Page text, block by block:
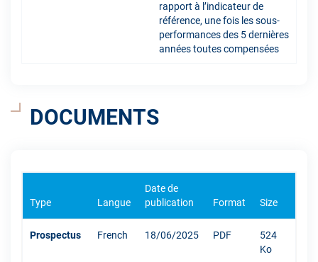
rapport à l’indicateur de
référence, une fois les sous-
performances des 5 dernières
années toutes compensées
DOCUMENTS
Type Langue
Date de
publication
Format Size
Prospectus French 18/06/2025 PDF
524
Ko